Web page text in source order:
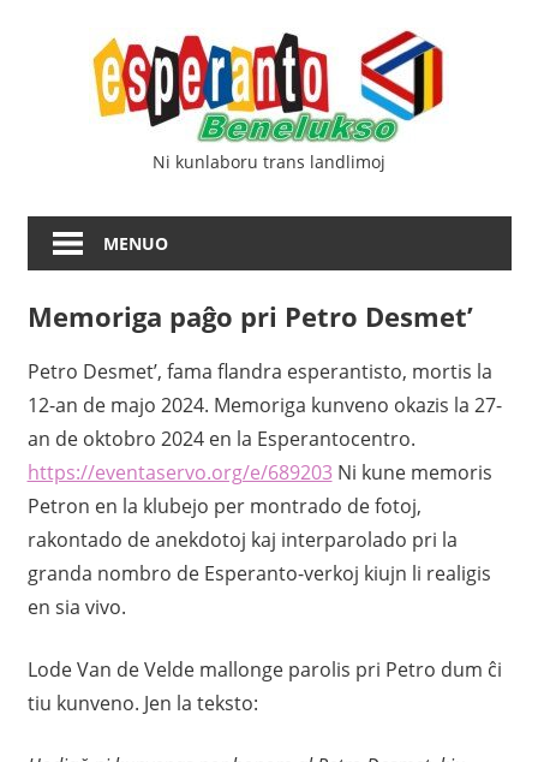
Ni kunlaboru trans landlimoj
MENUO
Memoriga paĝo pri Petro Desmet’
Petro Desmet’, fama flandra esperantisto, mortis la
12-an de majo 2024. Memoriga kunveno okazis la 27-
an de oktobro 2024 en la Esperantocentro.
https://eventaservo.org/e/689203Ni kune memoris
Petron en la klubejo per montrado de fotoj,
rakontado de anekdotoj kaj interparolado pri la
granda nombro de Esperanto-verkoj kiujn li realigis
en sia vivo.
Lode Van de Velde mallonge parolis pri Petro dum ĉi
tiu kunveno. Jen la teksto: